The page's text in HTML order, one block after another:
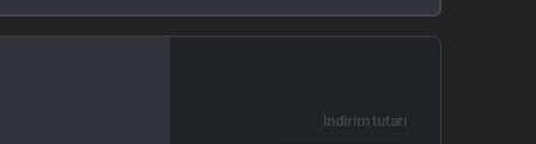
İndirim tutarı